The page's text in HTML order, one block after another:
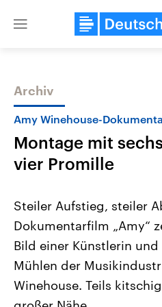
Close
Themen
Landtagswahl Sachsen-Anhalt
2026
Alle Informationen
Sachsen-Anhalt wählt am 6.
September 2026 einen neuen
Landtag. Seit 2021 wird das
Bundesland von einer Koalition
Archiv
Amy Winehouse-
Montage mit
vier Promille
Steiler Aufstieg, steiler
Dokumentarfilm „Amy“
Bild einer Künstlerin
Mühlen der
Winehouse. Teils